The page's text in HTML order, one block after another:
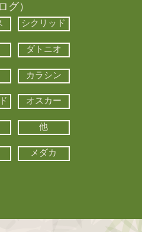
グ）
シクリッド
ダトニオ
カラシン
オスカー
他
メダカ